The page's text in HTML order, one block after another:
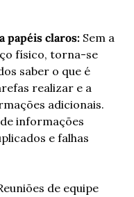
papéis claros: Sem a
físico, torna-se
saber o que é
realizar e a
adicionais.
informações
e falhas
de equipe